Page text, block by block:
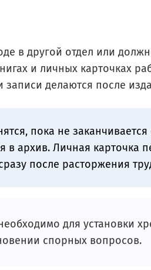
в другой отдел или
и личных карточках
записи делаются после
пока не
в архив. Личная карточка
после расторжения
для установки
спорных вопросов.